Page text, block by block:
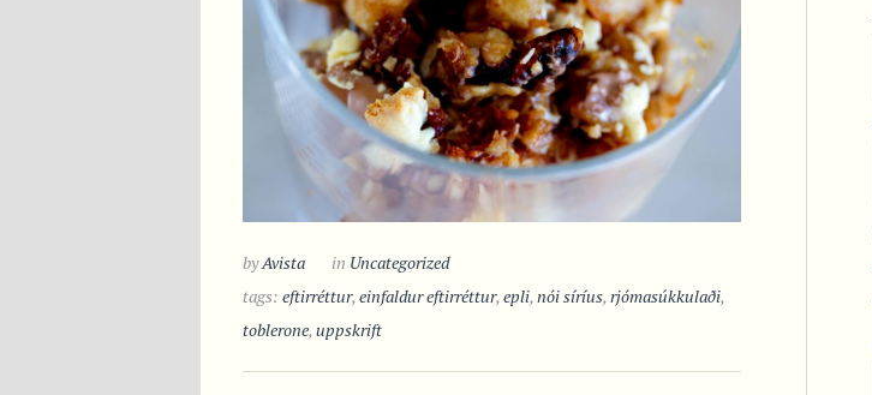
byAvista in Uncategorized
tags: eftirréttur,einfaldur eftirréttur,epli,nói síríus,rjómasúkkulaði,
toblerone,uppskrift